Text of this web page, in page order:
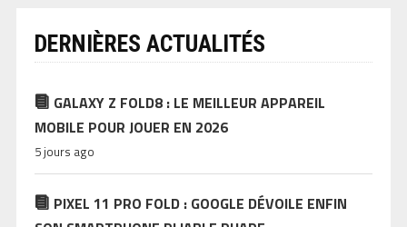
DERNIÈRES ACTUALITÉS
GALAXY Z FOLD8 : LE MEILLEUR APPAREIL
MOBILE POUR JOUER EN 2026
5 jours ago
PIXEL 11 PRO FOLD : GOOGLE DÉVOILE ENFIN